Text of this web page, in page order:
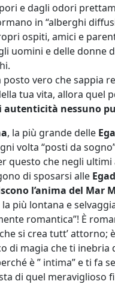
e dagli odori
in “alberghi
ospiti, amici e
uomini e delle donne
posto vero che sappia
tua vita, allora quel
autenticità nessuno
, la più grande delle
volta “posti da
questo che negli
di sposarsi alle
l’anima del Mar
la più lontana e
romantica”! È
si crea tutt’ attorno;
di magia che ti inebria
è ” intima” e ti fa
di quel meraviglioso